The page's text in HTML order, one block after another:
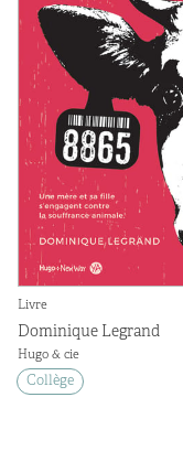
Livre
Dominique Legrand
Hugo & cie
Collège